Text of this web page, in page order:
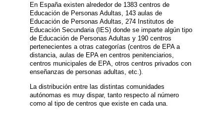
En España existen alrededor de 1383 centros de
Educación de Personas Adultas, 143 aulas de
Educación de Personas Adultas, 274 Institutos de
Educación Secundaria (IES) donde se imparte algún tipo
de Educación de Personas Adultas y 190 centros
pertenecientes a otras categorías (centros de EPA a
distancia, aulas de EPA en centros penitenciarios,
centros municipales de EPA, otros centros privados con
enseñanzas de personas adultas, etc.).
La distribución entre las distintas comunidades
autónomas es muy dispar, tanto respecto al número
como al tipo de centros que existe en cada una.